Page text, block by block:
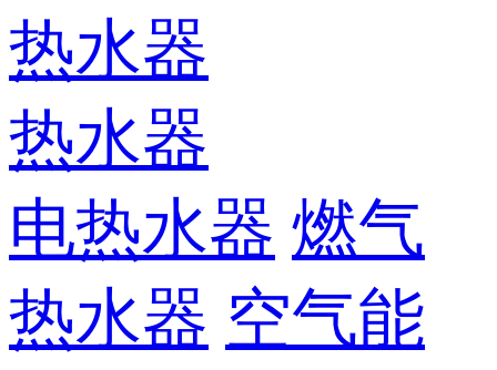
热水器
热水器
电热水器 燃气
热水器 空气能